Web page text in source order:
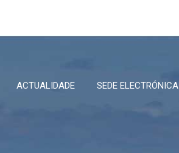
ACTUALIDADE SEDE ELECTRÓNICA